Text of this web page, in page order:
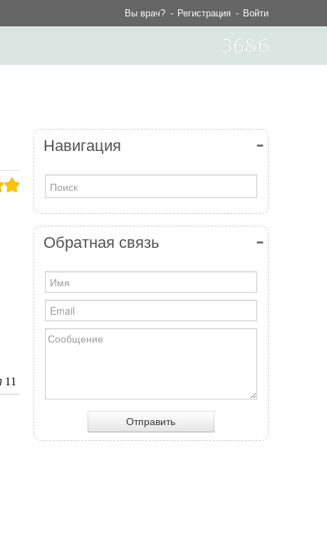
Вы врач? Регистрация Войти
11
Навигация
Обратная связь
Отправить